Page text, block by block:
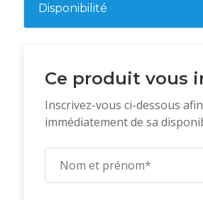
Disponibilité
Ce produit vous
Inscrivez-vous ci-dessous
immédiatement de sa